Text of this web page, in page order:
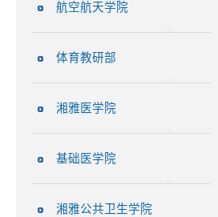
航空航天学院
体育教研部
湘雅医学院
基础医学院
湘雅公共卫生学院